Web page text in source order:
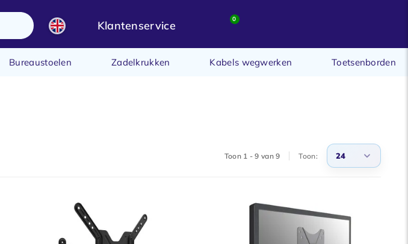
Klantenservice 0
Bureaustoelen Zadelkrukken Kabels wegwerken Toetsenborden
Toon 1 - 9 van 9 Toon: 24
9